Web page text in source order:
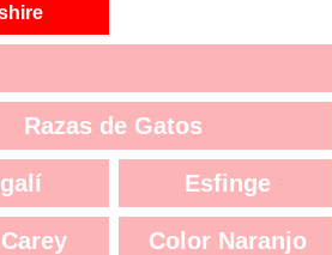
Razas de Gatos
Esfinge
Color Naranjo